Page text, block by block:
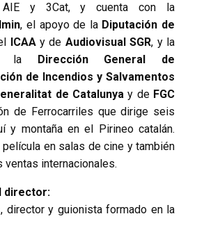
AIE y 3Cat, y cuenta con la
, el apoyo de la Diputación de
ICAAy de Audiovisual SGR, y la
la Dirección General de
de Incendios y Salvamentos
de Catalunyay de FGC
de Ferrocarriles que dirige seis
y montaña en el Pirineo catalán.
película en salas de cine y también
ventas internacionales.
director:
, director y guionista formado en la